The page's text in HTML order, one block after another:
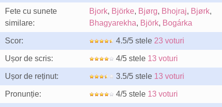
Fete cu sunete
similare:
Bjork, Björke, Bjørg, Bhojraj, Bjørk,
Bhagyarekha, Björk, Bogárka
Scor: 4.5/5 stele 23 voturi
Ușor de scris: 4/5 stele 13 voturi
Ușor de reținut: 3.5/5 stele 13 voturi
Pronunție: 4/5 stele 13 voturi